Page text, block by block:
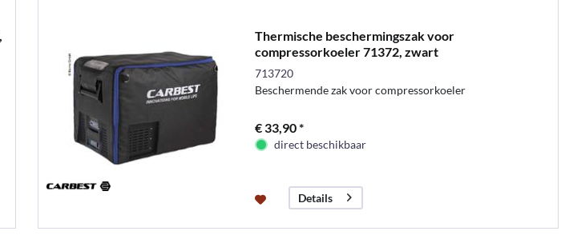
Thermische beschermingszak voor
compressorkoeler 71372, zwart
713720
Beschermende zak voor compressorkoeler
€ 33,90 *
direct beschikbaar
Details